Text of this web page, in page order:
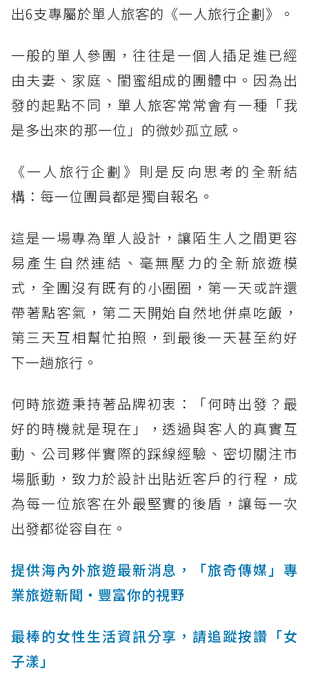
出6支專屬於單人旅客的《一人旅行企劃》。
一般的單人參團，往往是一個人插足進已經
由夫妻、家庭、閨蜜組成的團體中。因為出
發的起點不同，單人旅客常常會有一種「我
是多出來的那一位」的微妙孤立感。
《一人旅行企劃》則是反向思考的全新結
構：每一位團員都是獨自報名。
這是一場專為單人設計，讓陌生人之間更容
易產生自然連結、毫無壓力的全新旅遊模
式，全團沒有既有的小圈圈，第一天或許還
帶著點客氣，第二天開始自然地併桌吃飯，
第三天互相幫忙拍照，到最後一天甚至約好
下一趟旅行。
何時旅遊秉持著品牌初衷：「何時出發？最
好的時機就是現在」，透過與客人的真實互
動、公司夥伴實際的踩線經驗、密切關注市
場脈動，致力於設計出貼近客戶的行程，成
為每一位旅客在外最堅實的後盾，讓每一次
出發都從容自在。
提供海內外旅遊最新消息，「旅奇傳媒」專
業旅遊新聞‧豐富你的視野
最棒的女性生活資訊分享，請追蹤按讚「女
子漾」